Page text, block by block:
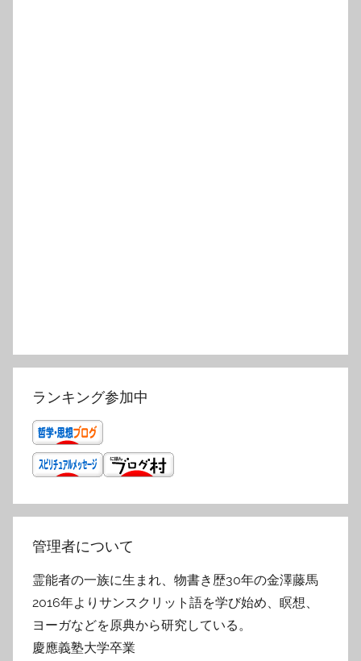
ランキング参加中
管理者について
霊能者の一族に生まれ、物書き歴30年の金澤藤馬
2016年よりサンスクリット語を学び始め、瞑想、
ヨーガなどを原典から研究している。
慶應義塾大学卒業